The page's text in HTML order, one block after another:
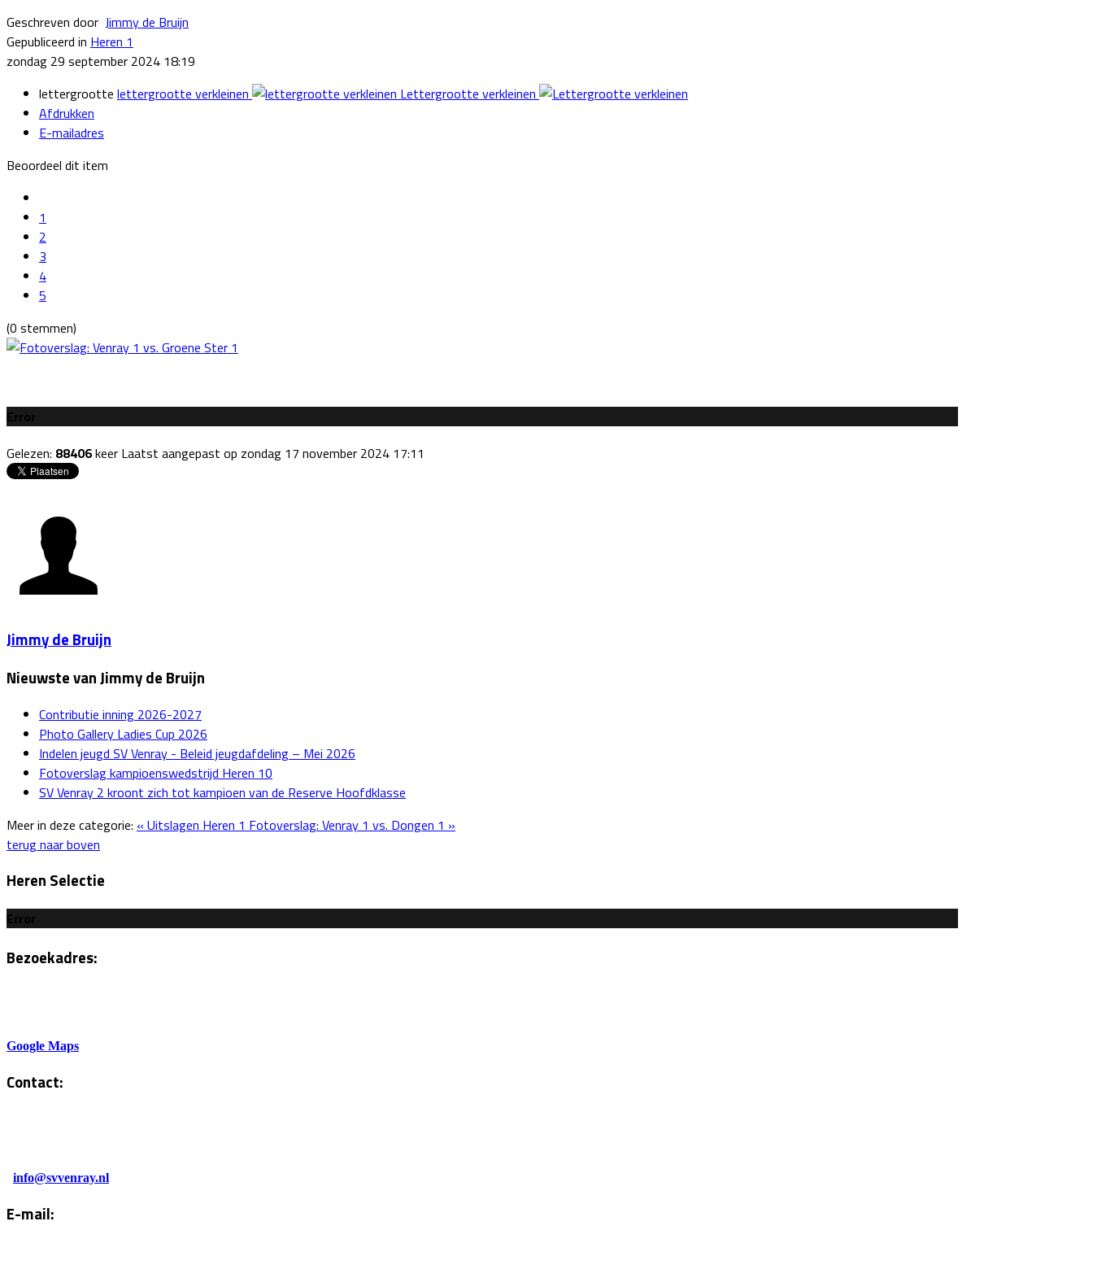
Geschreven door Jimmy de Bruijn
Gepubliceerd in Heren 1
zondag 29 september 2024 18:19
lettergrootte lettergrootte verkleinen
Lettergrootte verkleinen
Afdrukken
E-mailadres
Beoordeel dit item
1
2
3
4
5
(0 stemmen)
Error
Gelezen: 88406keer Laatst aangepast op zondag 17 november 2024 17:11
Jimmy de Bruijn
Nieuwste van Jimmy de Bruijn
Contributie inning 2026-2027
Photo Gallery Ladies Cup 2026
Indelen jeugd SV Venray - Beleid jeugdafdeling – Mei 2026
Fotoverslag kampioenswedstrijd Heren 10
SV Venray 2 kroont zich tot kampioen van de Reserve Hoofdklasse
Meer in deze categorie: « Uitslagen Heren 1 Fotoverslag: Venray 1 vs. Dongen 1 »
terug naar boven
Heren Selectie
Error
Bezoekadres:
Google Maps
Contact:
info@svvenray.nl
E-mail: